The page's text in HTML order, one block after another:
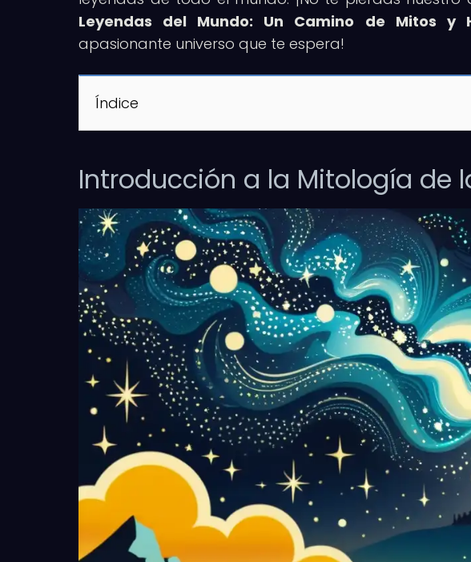
Leyendas del Mundo: Un Camino de Mitos y
apasionante universo que te espera!
Índice
Introducción a la Mitología de